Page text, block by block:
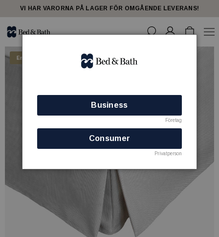
VI HAR VARORNA PÅ LAGER FÖR OMGÅENDE LEVERANS!
Endast för företagskunder
Business
Företag
Consumer
Privatperson